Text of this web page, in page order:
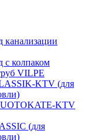
с колпаком
VILPE
KTV (для
KTV
(для